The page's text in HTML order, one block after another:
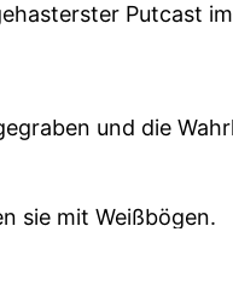
Putcast
und die
sie mit Weißbögen.